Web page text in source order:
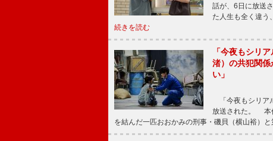
話が、6日に放送
た人生も全く違う
続きを読む
「今夜もシリ
渚）の共犯関
い」
「今夜もシリア
放送された。 本
を結んだ一匹おおかみの刑事・磯貝（横山裕）